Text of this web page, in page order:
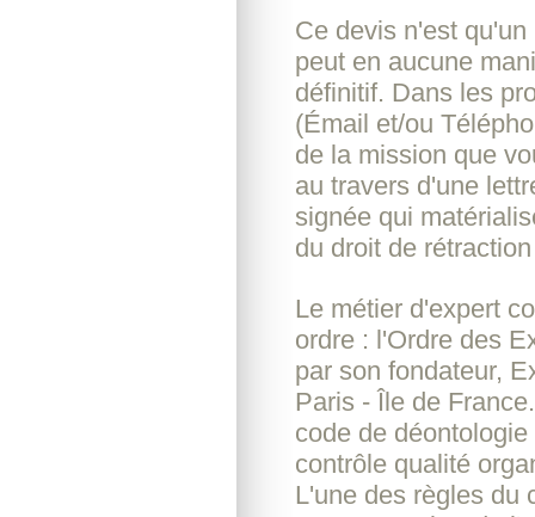
Ce devis n'est
peut en aucune
définitif. Dans les
(Émail et/ou
de la mission que
au travers d'une
signée qui
du droit de
Le métier d'expert
ordre : l'Ordre des
par son fondateur,
Paris - Île de
code de
contrôle qualité
L'une des règles du